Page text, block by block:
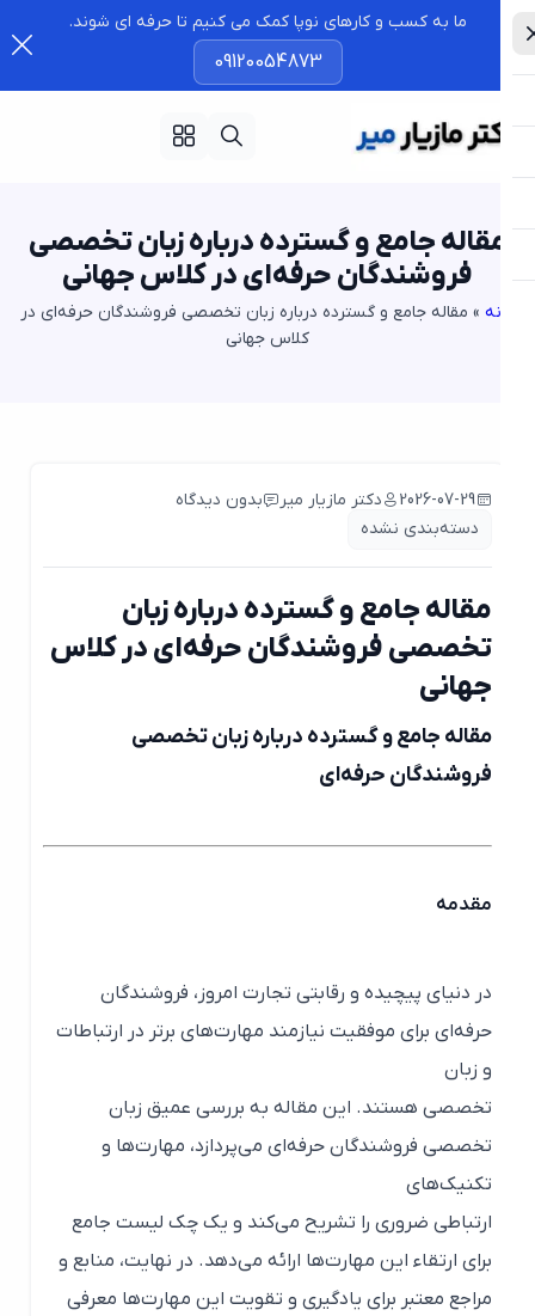
ما به کسب و کارهای نوپا کمک می کنیم تا حرفه ای شوند.
09120054873
جامع و گسترده درباره زبان تخصصی
فروشندگان حرفه‌ای در کلاس جهانی
مقاله جامع و گسترده درباره زبان تخصصی فروشندگان حرفه‌ای در
کلاس جهانی
2026-07-29 دکتر مازیار میر
بدون دیدگاه
دسته‌بندی نشده
مقاله جامع و گسترده درباره زبان
تخصصی فروشندگان حرفه‌ای در کلاس
جهانی
مقاله جامع و گسترده درباره زبان تخصصی
فروشندگان حرفه‌ای
مقدمه
در دنیای پیچیده و رقابتی تجارت امروز، فروشندگان
حرفه‌ای برای موفقیت نیازمند مهارت‌های برتر در ارتباطات
و زبان
تخصصی هستند. این مقاله به بررسی عمیق زبان
تخصصی فروشندگان حرفه‌ای می‌پردازد، مهارت‌ها و
تکنیک‌های
ارتباطی ضروری را تشریح می‌کند و یک چک لیست جامع
برای ارتقاء این مهارت‌ها ارائه می‌دهد. در نهایت، منابع و
مراجع معتبر برای یادگیری و تقویت این مهارت‌ها معرفی